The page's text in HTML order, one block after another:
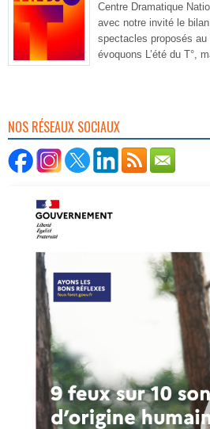
Centre Dramatique
avec notre invité le
spectacles proposés
évoquons L’été du T°,
NOS RÉSEAUX SOCIAUX